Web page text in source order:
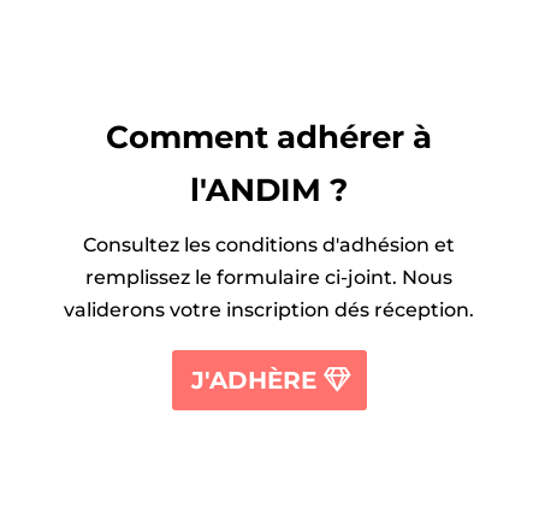
Comment adhérer à
l'ANDIM ?
Consultez les conditions d'adhésion et
remplissez le formulaire ci-joint. Nous
validerons votre inscription dés réception.
J'ADHÈRE